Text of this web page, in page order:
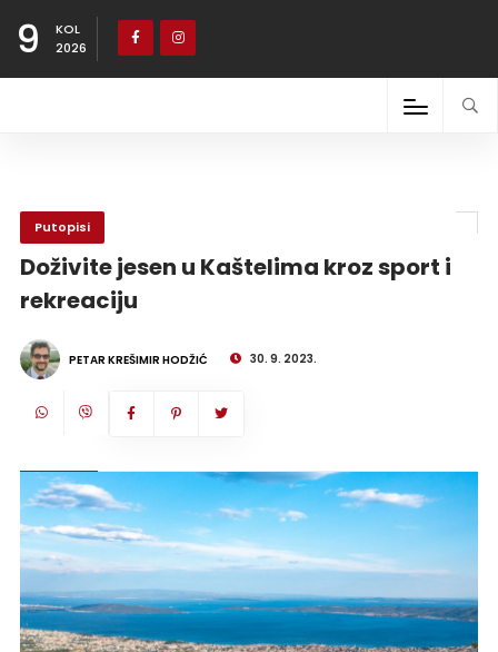
9
KOL
2026
Putopisi
Doživite jesen u Kaštelima kroz sport i
rekreaciju
PETAR KREŠIMIR HODŽIĆ 30. 9. 2023.